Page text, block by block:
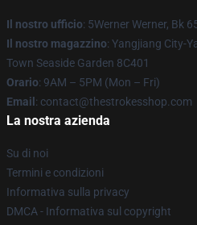
Il nostro ufficio: 5Werner Werner, Bk
Il nostro magazzino: Yangjiang City-
Town Seaside Garden 8C401
Orario: 9AM – 5PM (Mon – Fri)
Email : contact@thestrokesshop.com
La nostra azienda
Su di noi
Termini e condizioni
Informativa sulla privacy
DMCA - Informativa sul copyright